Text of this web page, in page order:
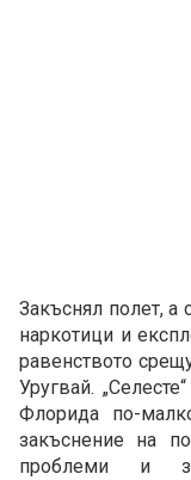
Закъснял полет, а
наркотици и
равенството
Уругвай.
Флорида по-
закъснение на
проблеми и